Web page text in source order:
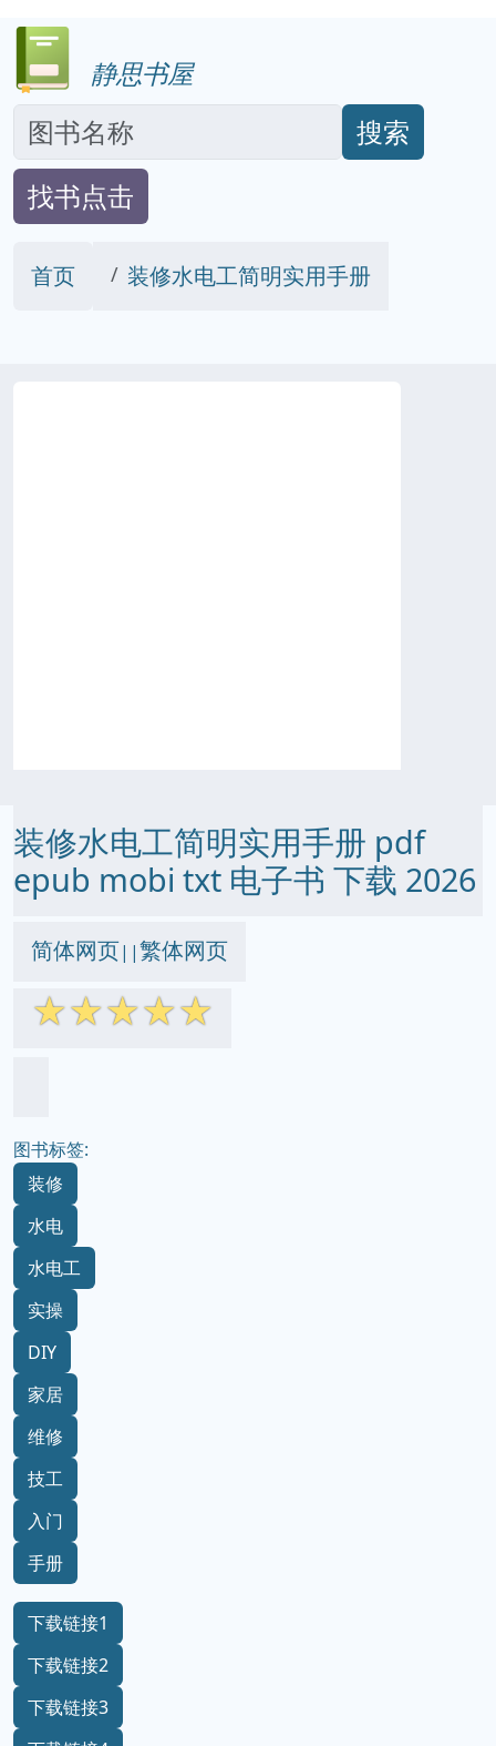
静思书屋
搜索
找书点击
首页 装修水电工简明实用手册
装修水电工简明实用手册 pdf
epub mobi txt 电子书 下载 2026
简体网页||繁体网页
☆☆☆☆☆
图书标签:
装修
水电
水电工
实操
DIY
家居
维修
技工
入门
手册
下载链接1
下载链接2
下载链接3